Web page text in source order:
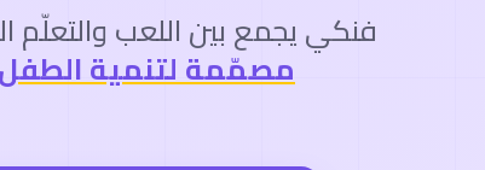
فنكي يجمع بين اللعب والتعلّم
مصمّمة لتنمية